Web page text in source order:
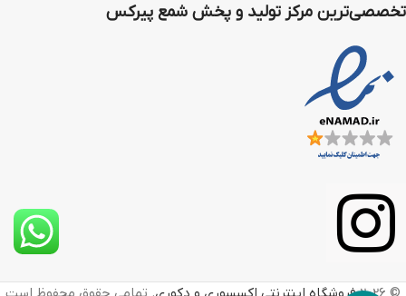
تخصصی‌ترین مرکز تولید و پخش شمع پیرکس